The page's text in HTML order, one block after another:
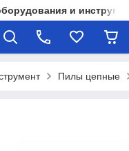
и
Пилы цепные